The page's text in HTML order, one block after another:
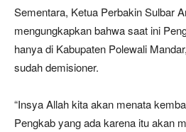
Sementara, Ketua Perbakin Sulbar
mengungkapkan bahwa saat ini
hanya di Kabupaten Polewali
sudah demisioner.
“Insya Allah kita akan menata
Pengkab yang ada karena itu akan